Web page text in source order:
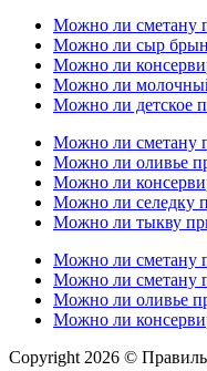
Можно ли сметану
Можно ли сыр
Можно ли
Можно ли молочный
Можно ли детское
Можно ли сметану
Можно ли оливье
Можно ли
Можно ли селедку
Можно ли тыкву
Можно ли сметану
Можно ли сметану
Можно ли оливье
Можно ли
Copyright 2026 ©